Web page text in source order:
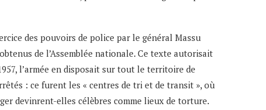
des pouvoirs de police par le général Massu
de l’Assemblée nationale. Ce texte autorisait
l’armée en disposait sur tout le territoire de
: ce furent les « centres de tri et de transit », où
devinrent-elles célèbres comme lieux de torture.